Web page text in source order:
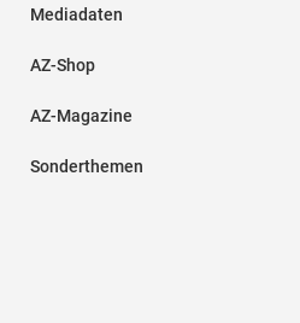
Mediadaten
AZ-Shop
AZ-Magazine
Sonderthemen